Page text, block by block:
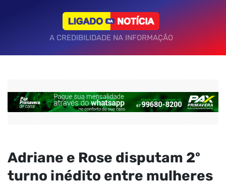
A CREDIBILIDADE NA INFORMAÇÃO
Adriane e Rose disputam 2º
turno inédito entre mulheres